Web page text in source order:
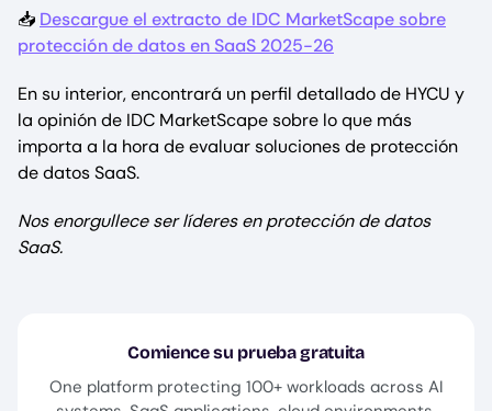
📥 Descargue el extracto de IDC MarketScape sobre
protección de datos en SaaS 2025-26
En su interior, encontrará un perfil detallado de HYCU y
la opinión de IDC MarketScape sobre lo que más
importa a la hora de evaluar soluciones de protección
de datos SaaS.
Nos enorgullece ser líderes en protección de datos
SaaS.
Comience su prueba gratuita
One platform protecting 100+ workloads across AI